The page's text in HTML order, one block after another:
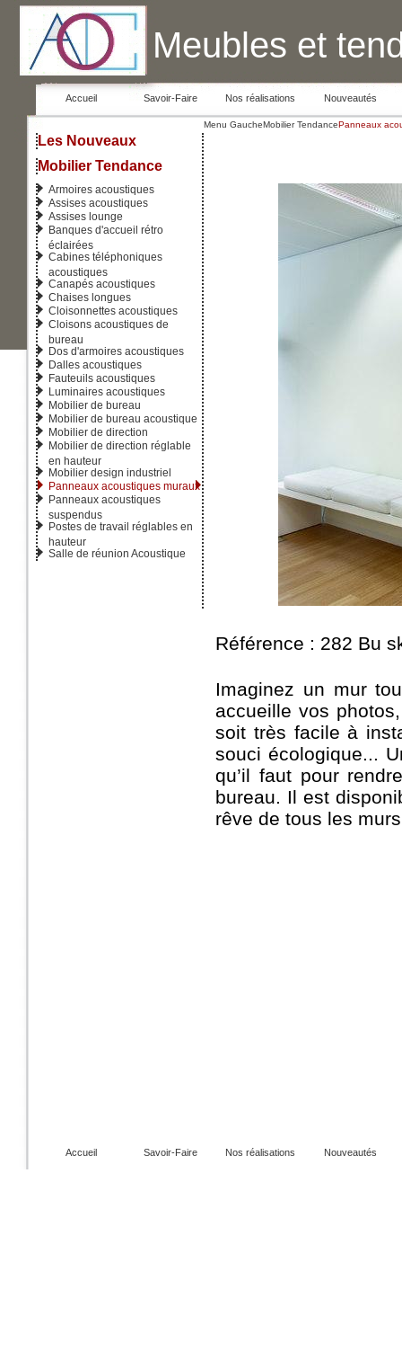
Meubles et
Accueil Savoir-Faire Nos réalisations Nouveautés
Les Nouveaux
Mobilier Tendance
Armoires acoustiques
Assises acoustiques
Assises lounge
Banques d'accueil rétro
éclairées
Cabines téléphoniques
acoustiques
Canapés acoustiques
Chaises longues
Cloisonnettes acoustiques
Cloisons acoustiques de
bureau
Dos d'armoires acoustiques
Dalles acoustiques
Fauteuils acoustiques
Luminaires acoustiques
Mobilier de bureau
Mobilier de bureau acoustique
Mobilier de direction
Mobilier de direction réglable
en hauteur
Mobilier design industriel
Panneaux acoustiques muraux
Panneaux acoustiques
suspendus
Postes de travail réglables en
hauteur
Salle de réunion Acoustique
Menu GaucheMobilier TendancePanneaux
Référence : 282 Bu
Imaginez un mur
accueille vos
soit très facile à
souci écologique...
qu’il faut pour
bureau. Il est
rêve de tous les
Accueil Savoir-Faire Nos réalisations Nouveautés